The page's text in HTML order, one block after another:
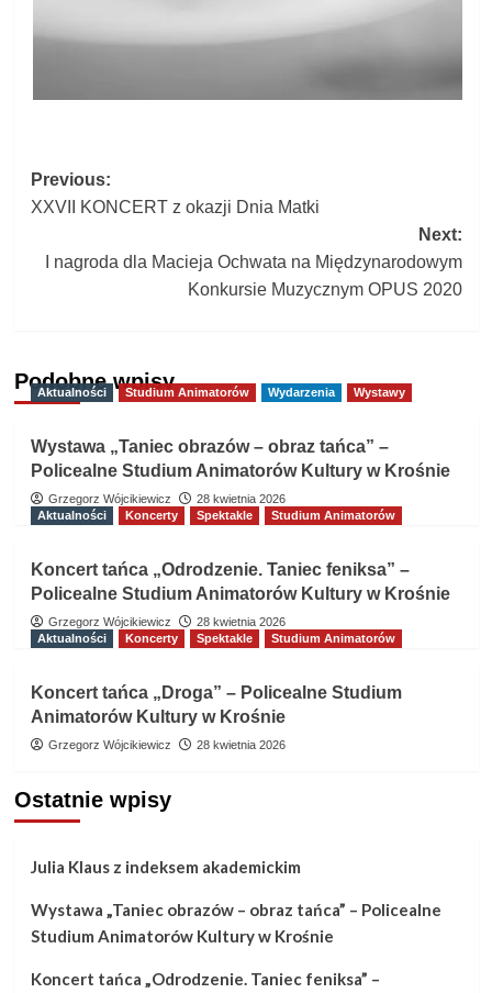
Post
navigation
Previous:
XXVII KONCERT z okazji Dnia Matki
Next:
I nagroda dla Macieja Ochwata na Międzynarodowym
Konkursie Muzycznym OPUS 2020
Podobne wpisy
Aktualności Studium Animatorów Wydarzenia Wystawy
Wystawa „Taniec obrazów – obraz tańca” –
Policealne Studium Animatorów Kultury w Krośnie
Grzegorz Wójcikiewicz
28 kwietnia 2026
Aktualności
Koncerty Spektakle Studium Animatorów
Koncert tańca „Odrodzenie. Taniec feniksa” –
Policealne Studium Animatorów Kultury w Krośnie
Grzegorz Wójcikiewicz
28 kwietnia 2026
Aktualności
Koncerty Spektakle Studium Animatorów
Koncert tańca „Droga” – Policealne Studium
Animatorów Kultury w Krośnie
Grzegorz Wójcikiewicz 28 kwietnia 2026
Ostatnie wpisy
Julia Klaus z indeksem akademickim
Wystawa „Taniec obrazów – obraz tańca” – Policealne
Studium Animatorów Kultury w Krośnie
Koncert tańca „Odrodzenie. Taniec feniksa” –